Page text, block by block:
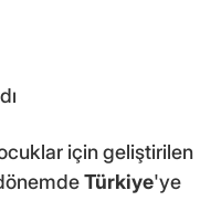
için geliştirilen
Türkiye'ye